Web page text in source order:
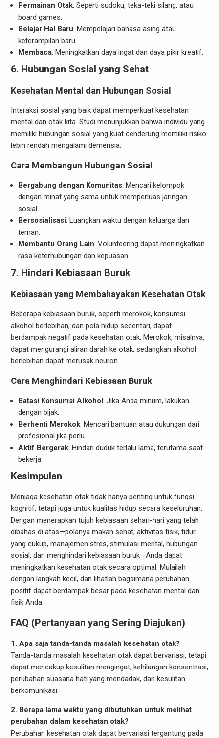
Permainan Otak: Seperti sudoku, teka-teki silang, atau
board games.
Belajar Hal Baru: Mempelajari bahasa asing atau
keterampilan baru.
Membaca: Meningkatkan daya ingat dan daya pikir kreatif.
6. Hubungan Sosial yang Sehat
Kesehatan Mental dan Hubungan Sosial
Interaksi sosial yang baik dapat memperkuat kesehatan
mental dan otak kita. Studi menunjukkan bahwa individu yang
memiliki hubungan sosial yang kuat cenderung memiliki risiko
lebih rendah mengalami demensia.
Cara Membangun Hubungan Sosial
Bergabung dengan Komunitas: Mencari kelompok
dengan minat yang sama untuk memperluas jaringan
sosial.
Bersosialisasi: Luangkan waktu dengan keluarga dan
teman.
Membantu Orang Lain: Volunteering dapat meningkatkan
rasa keterhubungan dan kepuasan.
7. Hindari Kebiasaan Buruk
Kebiasaan yang Membahayakan Kesehatan Otak
Beberapa kebiasaan buruk, seperti merokok, konsumsi
alkohol berlebihan, dan pola hidup sedentari, dapat
berdampak negatif pada kesehatan otak. Merokok, misalnya,
dapat mengurangi aliran darah ke otak, sedangkan alkohol
berlebihan dapat merusak neuron.
Cara Menghindari Kebiasaan Buruk
Batasi Konsumsi Alkohol: Jika Anda minum, lakukan
dengan bijak.
Berhenti Merokok: Mencari bantuan atau dukungan dari
profesional jika perlu.
Aktif Bergerak: Hindari duduk terlalu lama, terutama saat
bekerja.
Kesimpulan
Menjaga kesehatan otak tidak hanya penting untuk fungsi
kognitif, tetapi juga untuk kualitas hidup secara keseluruhan.
Dengan menerapkan tujuh kebiasaan sehari-hari yang telah
dibahas di atas—polanya makan sehat, aktivitas fisik, tidur
yang cukup, manajemen stres, stimulasi mental, hubungan
sosial, dan menghindari kebiasaan buruk—Anda dapat
meningkatkan kesehatan otak secara optimal. Mulailah
dengan langkah kecil, dan lihatlah bagaimana perubahan
positif dapat berdampak besar pada kesehatan mental dan
fisik Anda.
FAQ (Pertanyaan yang Sering Diajukan)
1. Apa saja tanda-tanda masalah kesehatan otak?
Tanda-tanda masalah kesehatan otak dapat bervariasi, tetapi
dapat mencakup kesulitan mengingat, kehilangan konsentrasi,
perubahan suasana hati yang mendadak, dan kesulitan
berkomunikasi.
2. Berapa lama waktu yang dibutuhkan untuk melihat
perubahan dalam kesehatan otak?
Perubahan kesehatan otak dapat bervariasi tergantung pada